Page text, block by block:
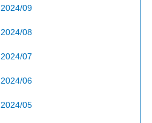
2024/09
2024/08
2024/07
2024/06
2024/05